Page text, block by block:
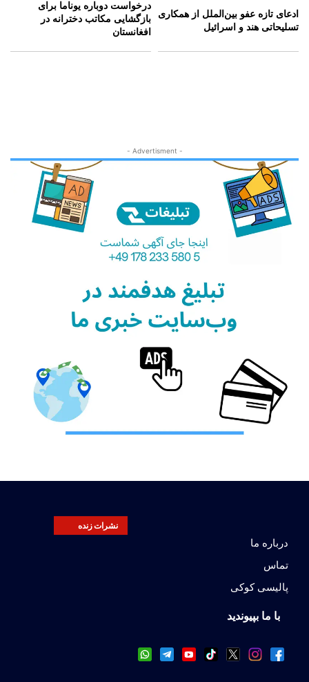
ادعای تازه عفو بین‌الملل از همکاری
تسلیحاتی هند و اسرائیل
درخواست دوباره یوناما برای
بازگشایی مکاتب دخترانه در
افغانستان
- Advertisment -
نشرات زنده
درباره ما
تماس
پالیسی کوکی
با ما بپیوندید